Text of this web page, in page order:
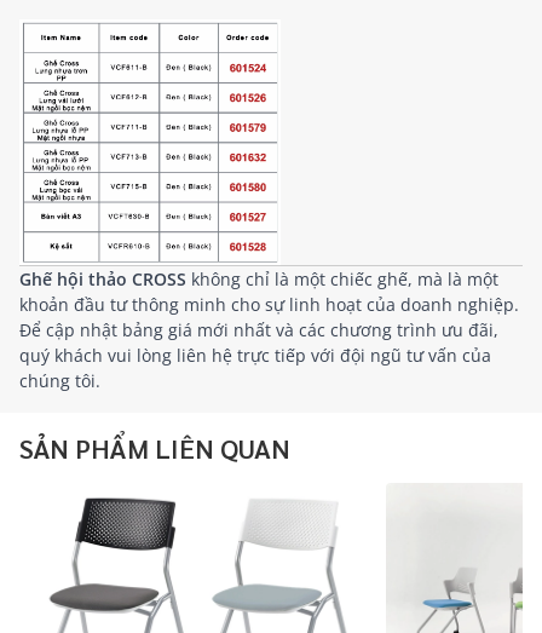
Ghế hội thảo CROSS không chỉ là một chiếc ghế, mà là một
khoản đầu tư thông minh cho sự linh hoạt của doanh nghiệp.
Để cập nhật bảng giá mới nhất và các chương trình ưu đãi,
quý khách vui lòng liên hệ trực tiếp với đội ngũ tư vấn của
chúng tôi.
SẢN PHẨM LIÊN QUAN